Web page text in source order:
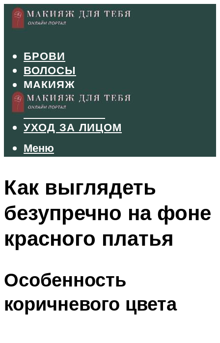
БРОВИ
ВОЛОСЫ
МАКИЯЖ
МАНИКЮР
ТУШЬ И ТЕНИ
УХОД ЗА ЛИЦОМ
Меню
Меню
Как выглядеть
безупречно на фоне
красного платья
Особенность
коричневого цвета